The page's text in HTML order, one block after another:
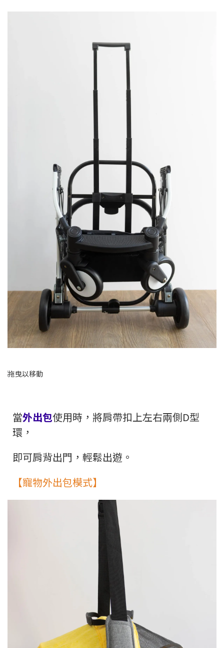
當外出包使用時，將肩帶扣上左右兩側D型
環，
即可肩背出門，輕鬆出遊。
【寵物外出包模式】